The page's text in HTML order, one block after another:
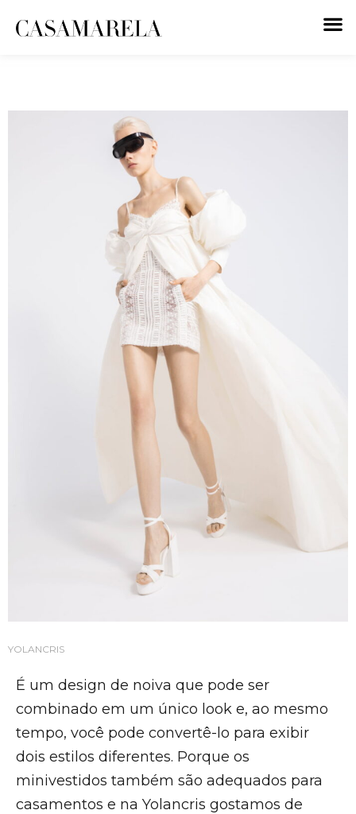
YOLANCRIS
É um design de noiva que pode ser
combinado em um único look e, ao mesmo
tempo, você pode convertê-lo para exibir
dois estilos diferentes. Porque os
minivestidos também são adequados para
casamentos e na Yolancris gostamos de